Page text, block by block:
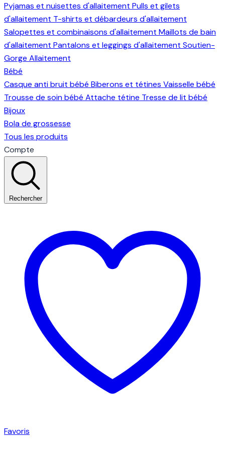
Pyjamas et nuisettes d'allaitement Pulls et gilets
d'allaitement T-shirts et débardeurs d'allaitement
Salopettes et combinaisons d'allaitement Maillots de bain
d'allaitement Pantalons et leggings d'allaitement Soutien-
Gorge Allaitement
Bébé
Casque anti bruit bébé Biberons et tétines Vaisselle bébé
Trousse de soin bébé Attache tétine Tresse de lit bébé
Bijoux
Bola de grossesse
Tous les produits
Compte
Rechercher
Favoris